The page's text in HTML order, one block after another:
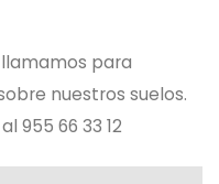
para
nuestros suelos.
955 66 33 12